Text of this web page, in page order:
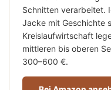
Schnitten verarbeitet.
Jacke mit Geschichte
Kreislaufwirtschaft
mittleren bis oberen
300–600 €.